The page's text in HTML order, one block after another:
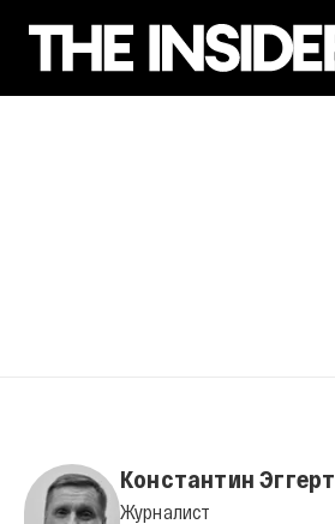
Константин Эггерт
Журналист